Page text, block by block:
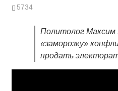
5734
Политолог Максим
«заморозку»
продать